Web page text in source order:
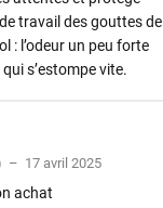
travail des gouttes de
: l’odeur un peu forte
s’estompe vite.
– 17 avril 2025
achat